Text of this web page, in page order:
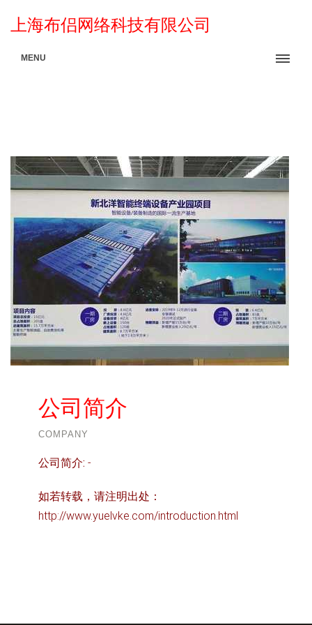
上海布侣网络科技有限公司
MENU
公司简介
COMPANY
公司简介: -
如若转载，请注明出处：
http://www.yuelvke.com/introduction.html